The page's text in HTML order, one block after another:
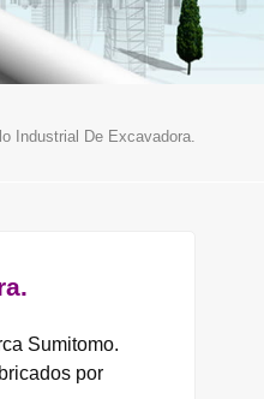
Industrial De Excavadora.
Sumitomo.
por